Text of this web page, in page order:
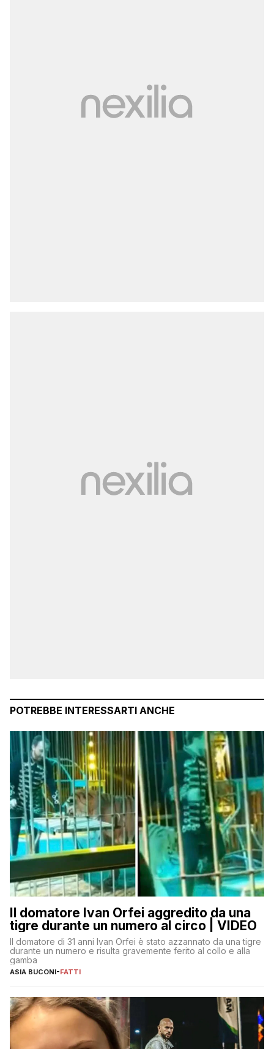
POTREBBE INTERESSARTI ANCHE
Il domatore Ivan Orfei aggredito da una
tigre durante un numero al circo | VIDEO
Il domatore di 31 anni Ivan Orfei è stato azzannato da una tigre
durante un numero e risulta gravemente ferito al collo e alla
gamba
ASIA BUCONI-FATTI